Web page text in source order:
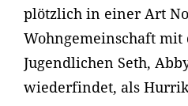
plötzlich in einer Art
Wohngemeinschaft mit
Jugendlichen Seth,
wiederfindet, als